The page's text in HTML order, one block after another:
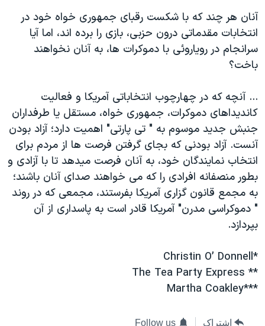
آنان هر چند که با شکست رقبای جمهوری خواه خود در
انتخابات مقدماتی درون حزبی، بازی را برده اند، اما آیا
سرانجام در رویاروئی با دموکرات ها، به آنان نخواهند
باخت؟
... آنچه که در چهارچوب انتخاباتی آمریکا و فعالیت
کاندیداهای دموکرات، جمهوری خواه، مستقل یا طرفداران
جنبش جدید موسوم به " تی پارتی" اهمیت دارد؛ آزاد بودن
آنست. آزاد بودنی که بجای گرفتن فرصت ها از مردم برای
انتخاب نمایندگان خود، به آنان فرصت میدهد تا با آزادی و
بطور منصفانه افرادی را که می خواهند صدای آنان باشند؛
به مجمع قانون گزاری آمریکا بفرستند، مجمعی که در روند
" دموکراسی مدرن" آمریکا قادر است به پاسداری از آن
بپردازد.
*Christin O’ Donnell
** The Tea Party Express
***Martha Coakley
اشتراک Follow us